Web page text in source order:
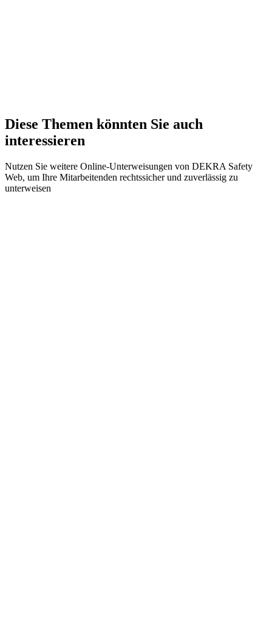
Diese Themen könnten Sie auch
interessieren
Nutzen Sie weitere Online-Unterweisungen von DEKRA Safety
Web, um Ihre Mitarbeitenden rechtssicher und zuverlässig zu
unterweisen